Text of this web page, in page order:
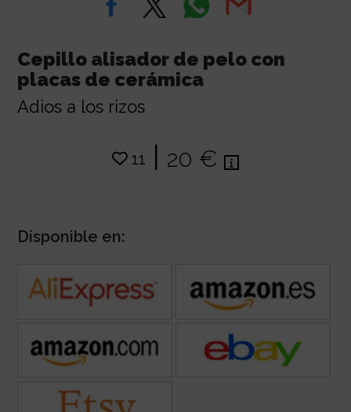
Cepillo alisador de pelo con
placas de cerámica
Adios a los rizos
11 | 20 €
Disponible en: